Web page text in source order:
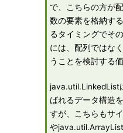
で、こちらの方が
数の要素を格納す
るタイミングでそ
には、配列ではな
うことを検討する
java.util.LinkedList
ばれるデータ構造
すが、こちらもサ
や